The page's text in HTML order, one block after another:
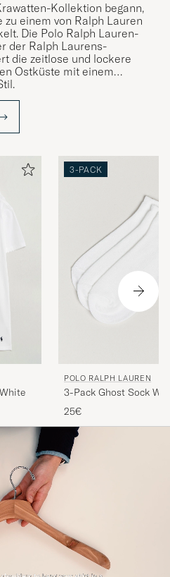
Kollektion begann,
einem von Ralph Lauren
Die Polo Ralph Lauren-
der Ralph Laurens-
die zeitlose und lockere
Ostküste mit einem
3-PACK
POLO RALPH LAUREN
3-Pack Ghost Sock
25€